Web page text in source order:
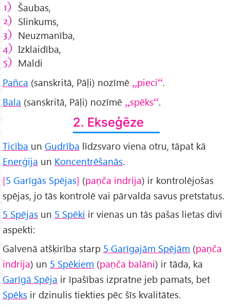
Šaubas,
Slinkums,
Neuzmanība,
Izklaidība,
Maldi
Pañca (sanskritā, Pāḷi) nozīmē pieci .
Bala (sanskritā, Pāḷi) nozīmē spēks .
2. Ekseģēze
Ticība un Gudrība līdzsvaro viena otru, tāpat kā
Enerģija un Koncentrēšanās.
5 Garīgās Spējas (paņča indrija) ir kontrolējošas
spējas, jo tās kontrolē vai pārvalda savus pretstatus.
5 Spējas un 5 Spēki ir vienas un tās pašas lietas divi
aspekti:
Galvenā atšķirība starp 5 Garīgajām Spējām (paņča
indrija) un 5 Spēkiem (paņča balāni) ir tāda, ka
Garīgā Spēja ir īpašības izpratne jeb pamats, bet
Spēks ir dzinulis tiekties pēc šīs kvalitātes.